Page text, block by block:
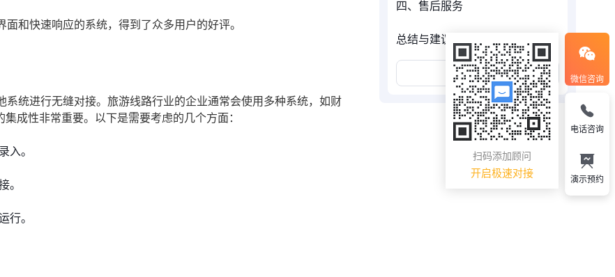
和快速响应的系统，得到了众多用户的好评。
统进行无缝对接。旅游线路行业的企业通常会使用多种系统，如财
成性非常重要。以下是需要考虑的几个方面：
入。
。
行。
四、售后服务
总结与建议
展开更多 微信咨询
扫码添加顾问
开启极速对接
电话咨询
演示预约